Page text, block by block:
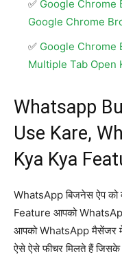
Google Chrome
Google Chrome
Google Chrome
Multiple Tab Open
Whatsapp
Use Kare,
Kya Kya
WhatsApp बिजनेस ऐप को
Feature आपको
आपको WhatsApp मैसेंजर
ऐसे ऐसे फीचर मिलते हैं जिसके